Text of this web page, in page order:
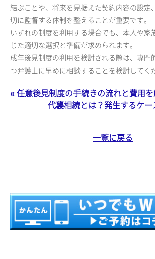
結ぶことや、将来を見据えた契約内容の設定
切に監督する体制を整えることが重要です。
いずれの制度を利用する場合でも、本人や家
じた適切な選択と準備が求められます。
成年後見制度の利用を検討される際は、専門
つ弁護士に早めに相談することを検討してく
« 任意後見制度の手続きの流れと費用
代襲相続とは？発生するケ
一覧に戻る